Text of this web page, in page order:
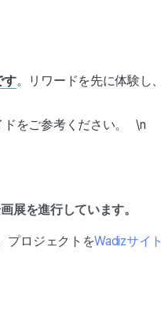
す。リワードを先に体験し
ドをご参考ください。 \n
展を進行しています。
プロジェクトをWadizサイ